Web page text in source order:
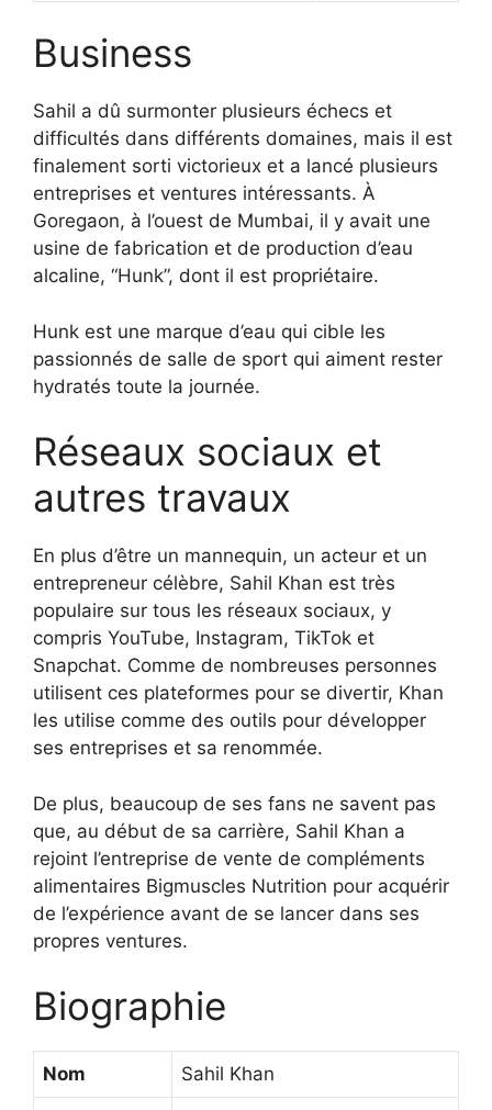
Business
Sahil a dû surmonter plusieurs échecs et
difficultés dans différents domaines, mais il est
finalement sorti victorieux et a lancé plusieurs
entreprises et ventures intéressants. À
Goregaon, à l’ouest de Mumbai, il y avait une
usine de fabrication et de production d’eau
alcaline, “Hunk”, dont il est propriétaire.
Hunk est une marque d’eau qui cible les
passionnés de salle de sport qui aiment rester
hydratés toute la journée.
Réseaux sociaux et
autres travaux
En plus d’être un mannequin, un acteur et un
entrepreneur célèbre, Sahil Khan est très
populaire sur tous les réseaux sociaux, y
compris YouTube, Instagram, TikTok et
Snapchat. Comme de nombreuses personnes
utilisent ces plateformes pour se divertir, Khan
les utilise comme des outils pour développer
ses entreprises et sa renommée.
De plus, beaucoup de ses fans ne savent pas
que, au début de sa carrière, Sahil Khan a
rejoint l’entreprise de vente de compléments
alimentaires Bigmuscles Nutrition pour acquérir
de l’expérience avant de se lancer dans ses
propres ventures.
Biographie
Nom Sahil Khan